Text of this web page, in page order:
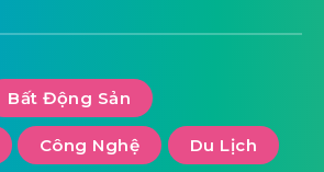
Bất Động Sản
Công Nghệ Du Lịch